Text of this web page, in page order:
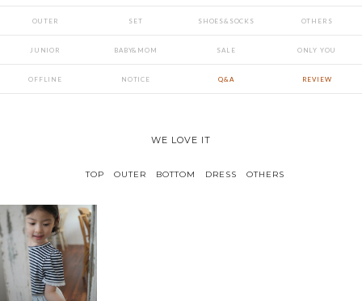
OUTER SET SHOES&SOCKS OTHERS
JUNIOR BABY&MOM SALE ONLY YOU
OFFLINE NOTICE Q&A REVIEW
WE LOVE IT
TOP OUTER BOTTOM DRESS OTHERS